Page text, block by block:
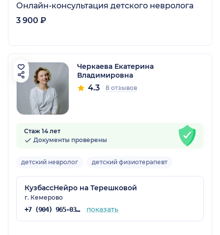
Онлайн-консультация детского невролога
3 900 ₽
Черкаева Екатерина
Владимировна
4.3 8 отзывов
Стаж 14 лет
Документы проверены
детский невролог детский физиотерапевт
КузбассНейро на Терешковой
г. Кемерово
+7 (904) 965-03-55 показать